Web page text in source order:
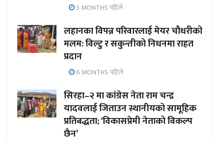
5 MONTHS पहिले
लहानका विपन्न परिवारलाई मेयर चौधरीको
मलम: विल्टु र सकुन्तीको निधनमा राहत
प्रदान
6 MONTHS पहिले
सिरहा–२ मा कांग्रेस नेता राम चन्द्र
यादवलाई जिताउन स्थानीयको सामूहिक
प्रतिबद्धता; ‘विकासप्रेमी नेताको विकल्प
छैन’